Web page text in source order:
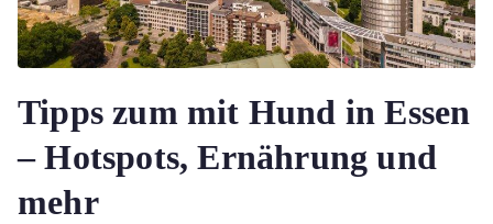
Tipps zum mit Hund in Essen
– Hotspots, Ernährung und
mehr